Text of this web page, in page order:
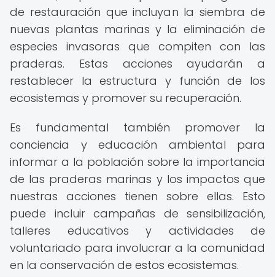
de restauración que incluyan la siembra de
nuevas plantas marinas y la eliminación de
especies invasoras que compiten con las
praderas. Estas acciones ayudarán a
restablecer la estructura y función de los
ecosistemas y promover su recuperación.
Es fundamental también promover la
conciencia y educación ambiental para
informar a la población sobre la importancia
de las praderas marinas y los impactos que
nuestras acciones tienen sobre ellas. Esto
puede incluir campañas de sensibilización,
talleres educativos y actividades de
voluntariado para involucrar a la comunidad
en la conservación de estos ecosistemas.